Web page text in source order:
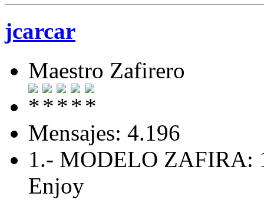
jcarcar
Maestro Zafirero
Mensajes: 4.196
1.- MODELO ZAFIRA:
Enjoy